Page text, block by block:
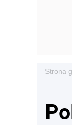
Strona